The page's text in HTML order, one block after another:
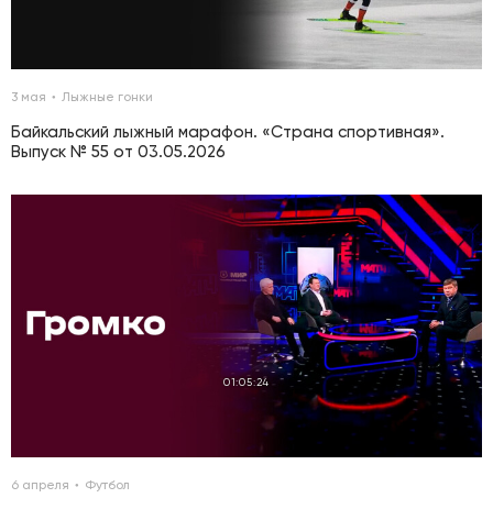
3 мая Лыжные гонки
Байкальский лыжный марафон. «Страна спортивная».
Выпуск № 55 от 03.05.2026
01:05:24
6 апреля Футбол